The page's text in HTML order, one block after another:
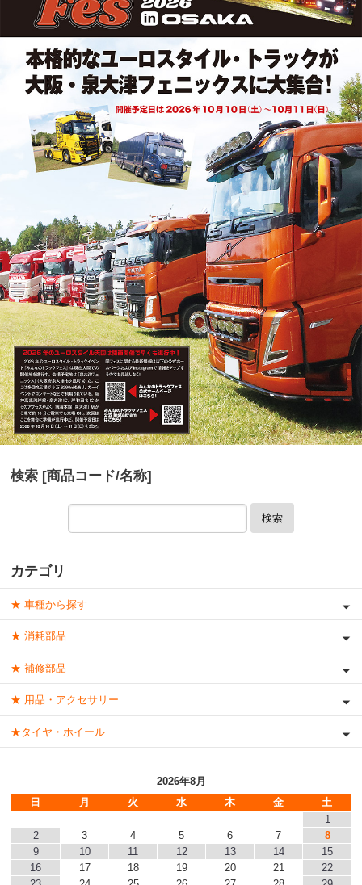
検索 [商品コード/名称]
検索
カテゴリ
★ 車種から探す
★ 消耗部品
★ 補修部品
★ 用品・アクセサリー
★タイヤ・ホイール
2026年8月
日
月 火 水 木 金
土
1
2
3 4 5 6 7
8
9
10 11 12 13 14
15
16
17 18 19 20 21
22